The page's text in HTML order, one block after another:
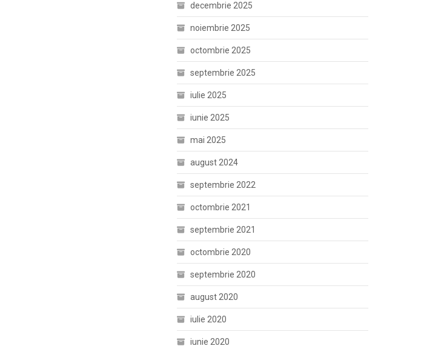
decembrie 2025
noiembrie 2025
octombrie 2025
septembrie 2025
iulie 2025
iunie 2025
mai 2025
august 2024
septembrie 2022
octombrie 2021
septembrie 2021
octombrie 2020
septembrie 2020
august 2020
iulie 2020
iunie 2020